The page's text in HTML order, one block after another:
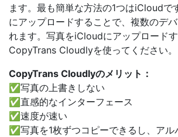
ます。最も簡単な方法の1つはiСloudで
にアップロードすることで、複数のデ
れます。写真をiСloudにアップロードす
СopyTrans Cloudlyを使ってください。
CopyTrans Cloudlyのメリット：
✅写真の上書きしない
✅直感的なインターフェース
✅速度が速い
✅写真を1枚ずつコピーできるし、アル